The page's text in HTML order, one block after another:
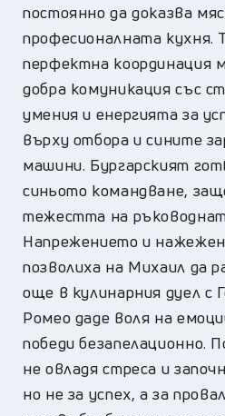
постоянно да доказва
професионалната кухня.
перфектна координация
добра комуникация със
умения и енергията за
върху отбора и сините
машини. Бургарският
синьото командване,
тежестта на
Напрежението и
позволиха на Михаил да
още в кулинарния дуел с
Ромео даде воля на
победи безапелационно.
не овладя стреса и
но не за успех, а за